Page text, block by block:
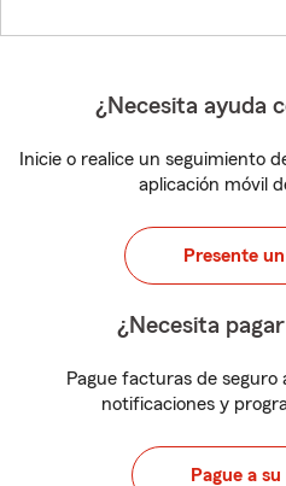
¿Necesita ayuda
Inicie o realice un seguimiento
aplicación móvil
Presente
¿Necesita
Pague facturas de
notificaciones y
Pague a